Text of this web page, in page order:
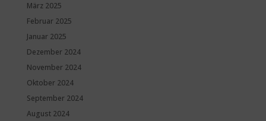
März 2025
Februar 2025
Januar 2025
Dezember 2024
November 2024
Oktober 2024
September 2024
August 2024